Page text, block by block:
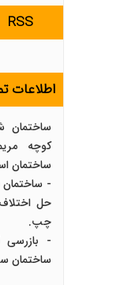
RSS
اطلاعات
کوچه
ساختمان
حل
چپ.
- بازرسی
ساختمان